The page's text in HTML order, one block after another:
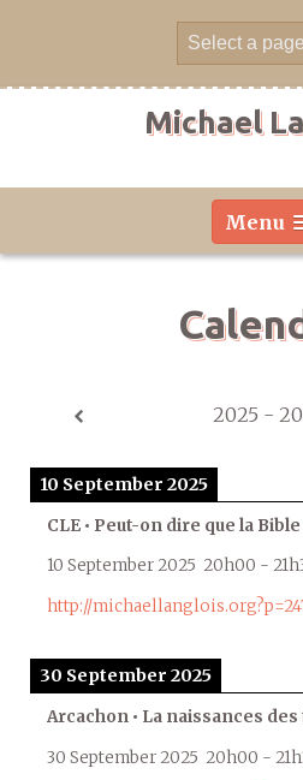
Michael
Menu
2025 -
10 September 2025
CLE • Peut-on dire que la
10 September 2025 20h00 -
http://
30 September 2025
Arcachon • La naissances
30 September 2025 20h00 -